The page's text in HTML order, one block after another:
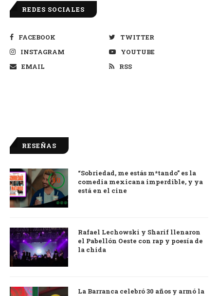
REDES SOCIALES
FACEBOOK
TWITTER
INSTAGRAM
YOUTUBE
EMAIL
RSS
RESEÑAS
9.0
“Sobriedad, me estás m*tando” es la
comedia mexicana imperdible, y ya
está en el cine
Rafael Lechowski y Sharif llenaron
el Pabellón Oeste con rap y poesía de
la chida
La Barranca celebró 30 años y armó la